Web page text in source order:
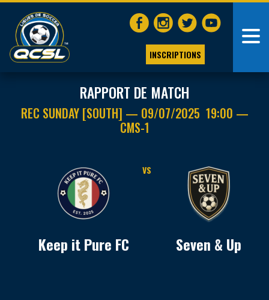
INSCRIPTIONS
RAPPORT DE MATCH
REC SUNDAY [SOUTH] — 09/07/2025 19:00 —
CMS-1
Keep it Pure FC
VS
Seven & Up